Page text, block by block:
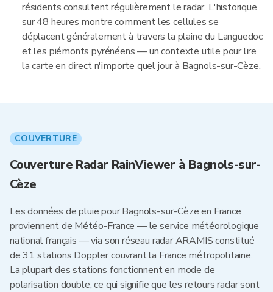
résidents consultent régulièrement le radar. L'historique
sur 48 heures montre comment les cellules se
déplacent généralement à travers la plaine du Languedoc
et les piémonts pyrénéens — un contexte utile pour lire
la carte en direct n'importe quel jour à Bagnols-sur-Cèze.
COUVERTURE
Couverture Radar RainViewer à Bagnols-sur-
Cèze
Les données de pluie pour Bagnols-sur-Cèze en France
proviennent de Météo-France — le service météorologique
national français — via son réseau radar ARAMIS constitué
de 31 stations Doppler couvrant la France métropolitaine.
La plupart des stations fonctionnent en mode de
polarisation double, ce qui signifie que les retours radar sont